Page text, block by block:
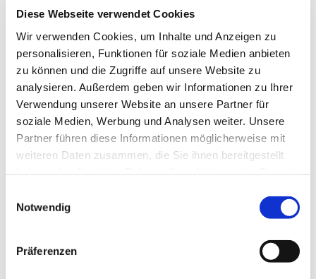
Diese Webseite verwendet Cookies
Wir verwenden Cookies, um Inhalte und Anzeigen zu
personalisieren, Funktionen für soziale Medien anbieten
zu können und die Zugriffe auf unsere Website zu
analysieren. Außerdem geben wir Informationen zu Ihrer
Verwendung unserer Website an unsere Partner für
soziale Medien, Werbung und Analysen weiter. Unsere
Partner führen diese Informationen möglicherweise mit
weiteren Daten zusammen, die Sie ihnen bereitgestellt
Notwendig
Präferenzen